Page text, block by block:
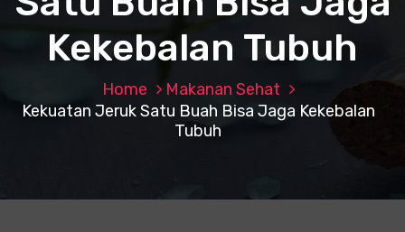
Kekebalan Tubuh
Home
Makanan Sehat
Kekuatan Jeruk Satu Buah Bisa Jaga Kekebalan
Tubuh